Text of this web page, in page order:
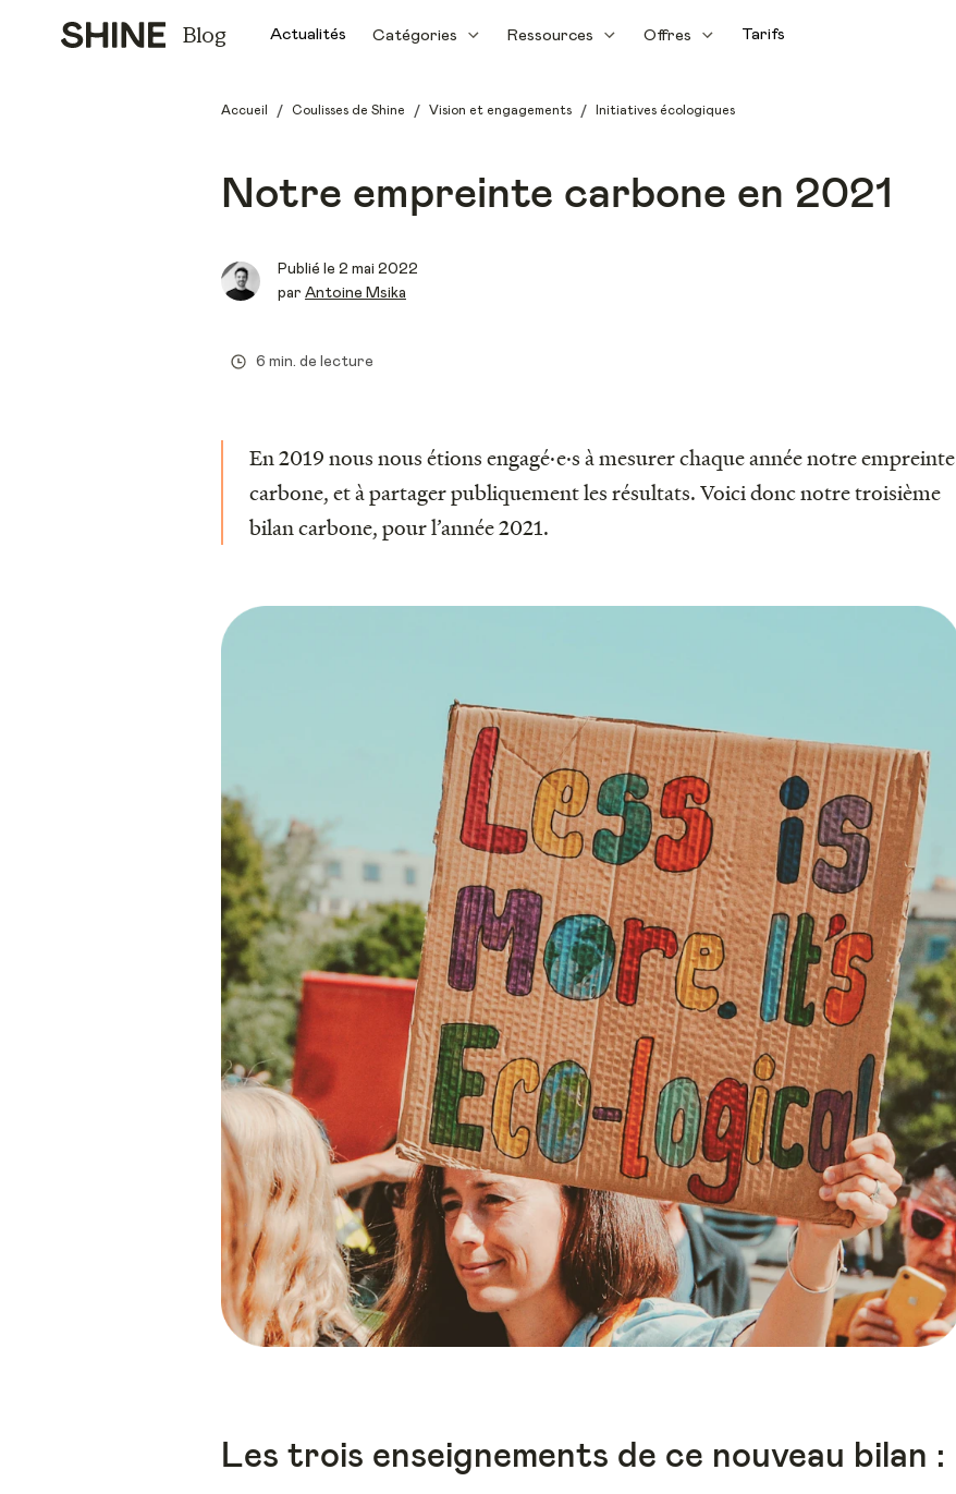
Blog Actualités Catégories Ressources Offres Tarifs
Accueil / Coulisses de Shine / Vision et engagements / Initiatives écologiques
Notre empreinte carbone en 2021
Publié le 2 mai 2022
par Antoine Msika
6 min. de lecture
En 2019 nous nous étions engagé·e·s à mesurer chaque année notre empreinte
carbone, et à partager publiquement les résultats. Voici donc notre troisième
bilan carbone, pour l’année 2021.
Les trois enseignements de ce nouveau bilan :